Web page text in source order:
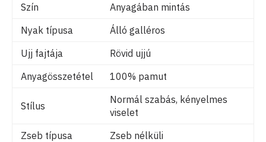
Szín
Anyagában mintás
Nyak típusa
Álló galléros
Ujj fajtája
Rövid ujjú
Anyagösszetétel
100% pamut
Stílus
Normál szabás, kényelmes
viselet
Zseb típusa
Zseb nélküli